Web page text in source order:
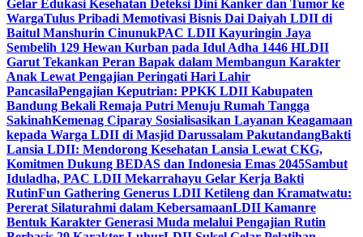
Gelar Edukasi Kesehatan Deteksi Dini Kanker dan Tumor ke
WargaTulus Pribadi Memotivasi Bisnis Dai Daiyah LDII di
Baitul Manshurin CinunukPAC LDII Kayuringin Jaya
Sembelih 129 Hewan Kurban pada Idul Adha 1446 HLDII
Garut Tekankan Peran Bapak dalam Membangun Karakter
Anak Lewat Pengajian Peringati Hari Lahir
PancasilaPengajian Keputrian: PPKK LDII Kabupaten
Bandung Bekali Remaja Putri Menuju Rumah Tangga
SakinahKemenag Ciparay Sosialisasikan Layanan Keagamaan
kepada Warga LDII di Masjid Darussalam PakutandangBakti
Lansia LDII: Mendorong Kesehatan Lansia Lewat CKG,
Komitmen Dukung BEDAS dan Indonesia Emas 2045Sambut
Iduladha, PAC LDII Mekarrahayu Gelar Kerja Bakti
RutinFun Gathering Generus LDII Ketileng dan Kramatwatu:
Pererat Silaturahmi dalam KebersamaanLDII Kamanre
Bentuk Karakter Generasi Muda melalui Pengajian Rutin